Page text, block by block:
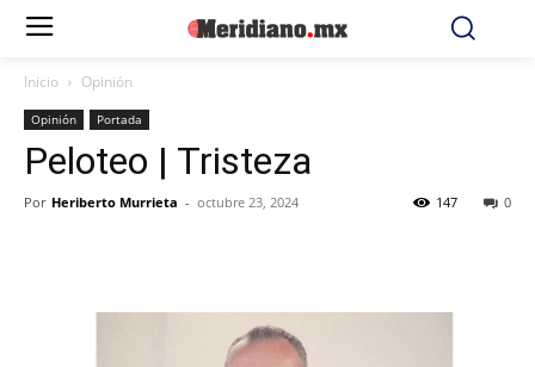
Inicio Opinión
Opinión Portada
Peloteo | Tristeza
Por Heriberto Murrieta - octubre 23, 2024 0
147